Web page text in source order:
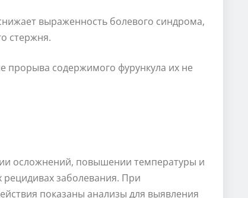
выраженность болевого синдрома,
стержня.
прорыва содержимого фурункула их не
осложнений, повышении температуры и
заболевания. При
показаны анализы для выявления